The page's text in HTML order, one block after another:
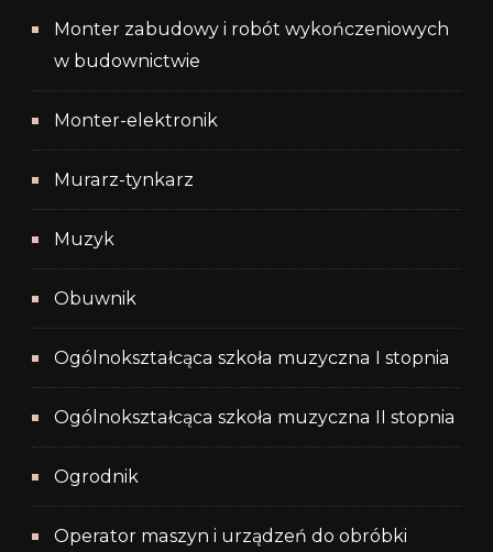
Monter zabudowy i robót wykończeniowych
w budownictwie
Monter-elektronik
Murarz-tynkarz
Muzyk
Obuwnik
Ogólnokształcąca szkoła muzyczna I stopnia
Ogólnokształcąca szkoła muzyczna II stopnia
Ogrodnik
Operator maszyn i urządzeń do obróbki